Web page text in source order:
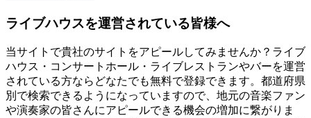
ライブハウスを運営されている皆様へ
当サイトで貴社のサイトをアピールしてみませんか？ライブ
ハウス・コンサートホール・ライブレストランやバーを運営
されている方ならどなたでも無料で登録できます。都道府県
別で検索できるようになっていますので、地元の音楽ファン
や演奏家の皆さんにアピールできる機会の増加に繋がりま